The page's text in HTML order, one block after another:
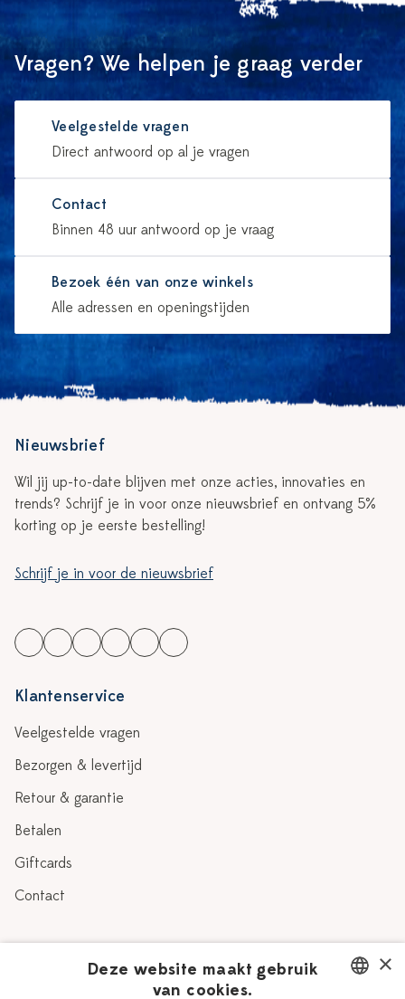
Vragen? We helpen je graag verder
Veelgestelde vragen
Direct antwoord op al je vragen
Contact
Binnen 48 uur antwoord op je vraag
Bezoek één van onze winkels
Alle adressen en openingstijden
Nieuwsbrief
Wil jij up-to-date blijven met onze acties, innovaties en
trends? Schrijf je in voor onze nieuwsbrief en ontvang 5%
korting op je eerste bestelling!
Schrijf je in voor de nieuwsbrief
Klantenservice
Veelgestelde vragen
Bezorgen & levertijd
Retour & garantie
Betalen
Giftcards
Contact
Delfts Blauw
×
Deze website maakt gebruik
van cookies.